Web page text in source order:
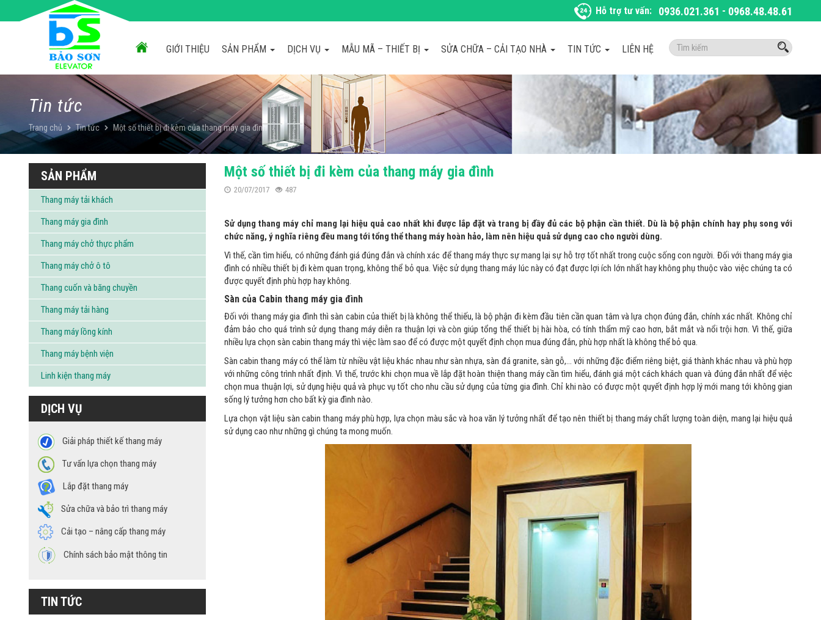
Hỗ trợ tư vấn: 0936.021.361 - 0968.48.48.61
Tìm
kiếm:
GIỚI THIỆU SẢN PHẨM DỊCH VỤ MẪU MÃ – THIẾT BỊ SỬA CHỮA – CẢI TẠO NHÀ TIN TỨC LIÊN HỆ
Tin tức
Trang chủ Tin tức Một số thiết bị đi kèm của thang máy gia đình
Một số thiết bị đi kèm của thang máy gia đình
20/07/2017 487
Sử dụng thang máy chỉ mang lại hiệu quả cao nhất khi được lắp đặt và trang bị đầy đủ các bộ phận cần thiết. Dù là bộ phận chính hay phụ song với
chức năng, ý nghĩa riêng đều mang tới tổng thể thang máy hoàn hảo, làm nên hiệu quả sử dụng cao cho người dùng.
Vì thế, cần tìm hiểu, có những đánh giá đúng đắn và chính xác để thang máy thực sự mang lại sự hỗ trợ tốt nhất trong cuộc sống con người. Đối với thang máy gia
đình có nhiều thiết bị đi kèm quan trọng, không thể bỏ qua. Việc sử dụng thang máy lúc này có đạt được lợi ích lớn nhất hay không phụ thuộc vào việc chúng ta có
được quyết định phù hợp hay không.
Sàn của Cabin thang máy gia đình
Đối với thang máy gia đình thì sàn cabin của thiết bị là không thể thiếu, là bộ phận đi kèm đầu tiên cần quan tâm và lựa chọn đúng đắn, chính xác nhất. Không chỉ
đảm bảo cho quá trình sử dụng thang máy diễn ra thuận lợi và còn giúp tổng thể thiết bị hài hòa, có tính thẩm mỹ cao hơn, bắt mắt và nổi trội hơn. Vì thế, giữa
nhiều lựa chọn sàn cabin thang máy thì việc làm sao để có được một quyết định chọn mua đúng đắn, phù hợp nhất là không thể bỏ qua.
Sàn cabin thang máy có thể làm từ nhiều vật liệu khác nhau như sàn nhựa, sàn đá granite, sàn gỗ,… với những đặc điểm riêng biệt, giá thành khác nhau và phù hợp
với những công trình nhất định. Vì thế, trước khi chọn mua về lắp đặt hoàn thiện thang máy cần tìm hiểu, đánh giá một cách khách quan và đúng đắn nhất để việc
chọn mua thuận lợi, sử dụng hiệu quả và phục vụ tốt cho nhu cầu sử dụng của từng gia đình. Chỉ khi nào có được một quyết định hợp lý mới mang tới không gian
sống lý tưởng hơn cho bất kỳ gia đình nào.
Lựa chọn vật liệu sàn cabin thang máy phù hợp, lựa chọn màu sắc và hoa văn lý tưởng nhất để tạo nên thiết bị thang máy chất lượng toàn diện, mang lại hiệu quả
sử dụng cao như những gì chúng ta mong muốn.
SẢN PHẨM
Thang máy tải khách
Thang máy gia đình
Thang máy chở thực phẩm
Thang máy chở ô tô
Thang cuốn và băng chuyền
Thang máy tải hàng
Thang máy lồng kính
Thang máy bệnh viện
Linh kiện thang máy
DỊCH VỤ
Giải pháp thiết kế thang máy
Tư vấn lựa chọn thang máy
Lắp đặt thang máy
Sửa chữa và bảo trì thang máy
Cải tạo – nâng cấp thang máy
Chính sách bảo mật thông tin
TIN TỨC